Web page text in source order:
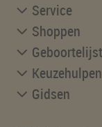
Service
Shoppen
Keuzehulpen
Gidsen